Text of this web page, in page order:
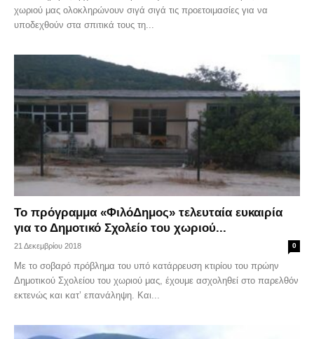
χωριού μας ολοκληρώνουν σιγά σιγά τις προετοιμασίες για να
υποδεχθούν στα σπιτικά τους τη...
Το πρόγραμμα «ΦιλόΔημος» τελευταία ευκαιρία
για το Δημοτικό Σχολείο του χωριού...
21 Δεκεμβρίου 2018 0
Με το σοβαρό πρόβλημα του υπό κατάρρευση κτιρίου του πρώην
Δημοτικού Σχολείου του χωριού μας, έχουμε ασχοληθεί στο παρελθόν
εκτενώς και κατ’ επανάληψη. Και...